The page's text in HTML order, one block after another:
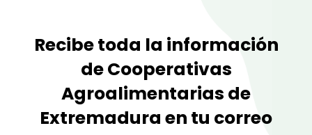
Recibe toda la información
de Cooperativas
Agroalimentarias de
Extremadura en tu correo